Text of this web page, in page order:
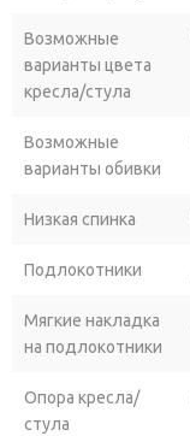
Возможные
варианты цвета
кресла/стула
Возможные
варианты обивки
Низкая спинка
Подлокотники
Мягкие накладка
на подлокотники
Опора кресла/
стула